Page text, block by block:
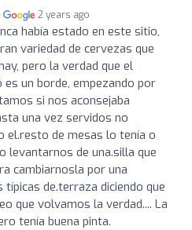
2 years ago
había estado en este sitio,
variedad de cervezas que
pero la verdad que el
un borde, empezando por
si nos aconsejaba
una vez servidos no
el.resto de mesas lo tenía o
levantarnos de una.silla que
cambiarnosla por una
de.terraza diciendo que
que volvamos la verdad.... La
tenía buena pinta.